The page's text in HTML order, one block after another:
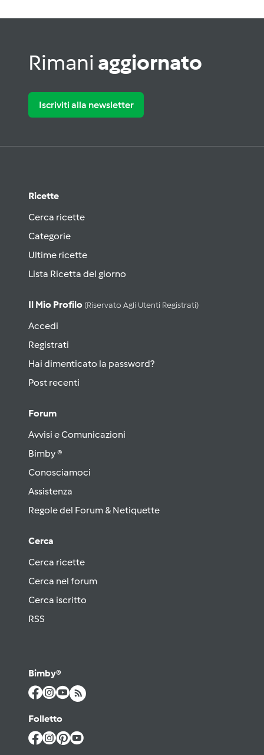
Rimani aggiornato
Iscriviti alla newsletter
Ricette
Cerca ricette
Categorie
Ultime ricette
Lista Ricetta del giorno
Il Mio Profilo (riservato Agli Utenti Registrati)
Accedi
Registrati
Hai dimenticato la password?
Post recenti
Forum
Avvisi e Comunicazioni
Bimby ®
Conosciamoci
Assistenza
Regole del Forum & Netiquette
Cerca
Cerca ricette
Cerca nel forum
Cerca iscritto
RSS
Bimby®
Folletto